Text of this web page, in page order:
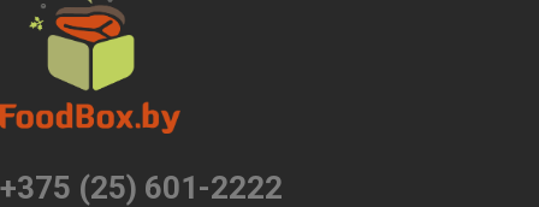
+375 (25) 601-2222